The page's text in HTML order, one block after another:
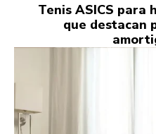
Tenis ASICS para
que destacan